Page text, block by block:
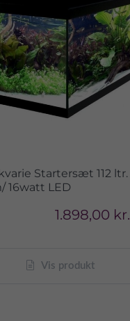
Startersæt 112 ltr.
16watt LED
1.898,00 kr.
Vis produkt